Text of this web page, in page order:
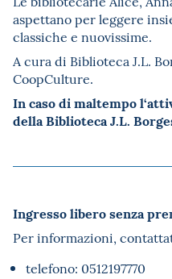
aspettano per leggere
classiche e nuovissime.
A cura di Biblioteca J.L.
CoopCulture.
In caso di maltempo
della Biblioteca J.L.
Ingresso libero senza
Per informazioni,
telefono: 0512197770